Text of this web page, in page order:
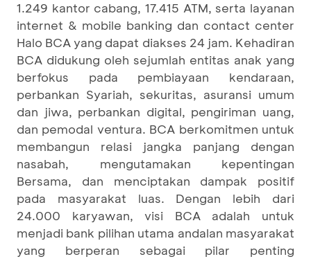
1.249 kantor cabang, 17.415 ATM, serta layanan
internet & mobile banking dan contact center
Halo BCA yang dapat diakses 24 jam. Kehadiran
BCA didukung oleh sejumlah entitas anak yang
berfokus pada pembiayaan kendaraan,
perbankan Syariah, sekuritas, asuransi umum
dan jiwa, perbankan digital, pengiriman uang,
dan pemodal ventura. BCA berkomitmen untuk
membangun relasi jangka panjang dengan
nasabah, mengutamakan kepentingan
Bersama, dan menciptakan dampak positif
pada masyarakat luas. Dengan lebih dari
24.000 karyawan, visi BCA adalah untuk
menjadi bank pilihan utama andalan masyarakat
yang berperan sebagai pilar penting